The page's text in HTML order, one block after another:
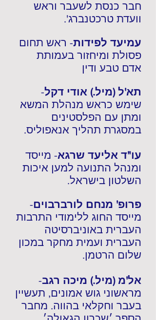
חבר כנסת לשעבר וראש
וועדת טרכטנברג'.
עמיעד לפידות- ראש תחום
פסולת ומיחזור בעמותת
אדם טבע ודין
תא'ל (מיל.) אודי דקל-
שימש כראש מנהלת המשא
ומתן עם הפלסטינים
במסגרת תהליך אנאפוליס.
עו"ד אליעד שרגא- מייסד
ומנהל התנועה למען איכות
השלטון בישראל.
פרופ' מנחם לורברבוים-
מייסד החוג ללימודי התרבות
העברית באוניברסיטה
העברית ועמית מחקר במכון
שלום הרטמן.
אל'מ (מיל.) מיכה רגב-
מראשוני גוש אמונים, תעשיין
בעבר וחקלאי בהווה. מחבר